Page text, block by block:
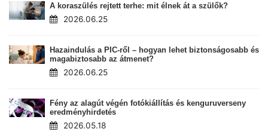
A koraszülés rejtett terhe: mit élnek át a szülők?
2026.06.25
Hazaindulás a PIC-ről – hogyan lehet biztonságosabb és
magabiztosabb az átmenet?
2026.06.25
Fény az alagút végén fotókiállítás és kenguruverseny
eredményhirdetés
2026.05.18